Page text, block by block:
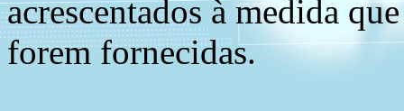
acrescentados à medida
forem fornecidas.